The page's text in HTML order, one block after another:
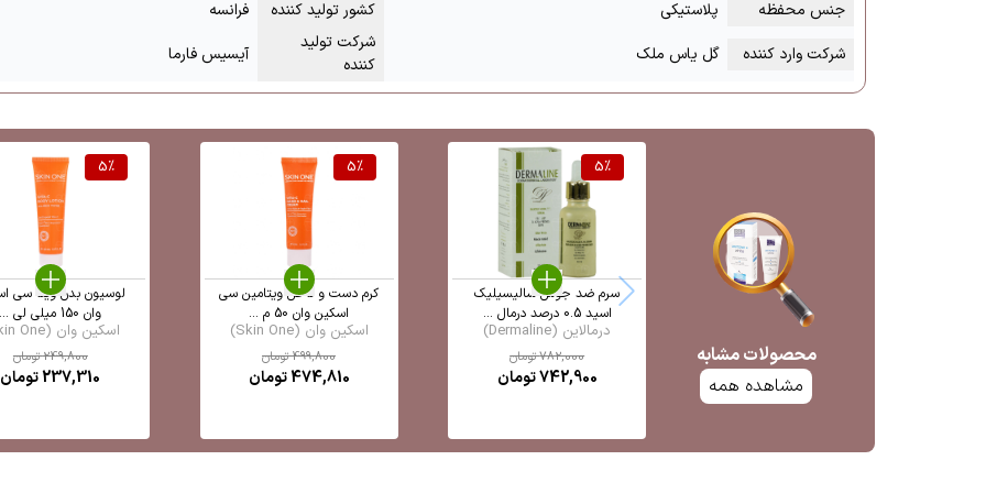
جنس محفظه
پلاستیکی کشور تولید کننده
فرانسه
شرکت وارد کننده
گل یاس ملک
شرکت تولید
کننده
آیسیس فارما
محصولات مشابه
مشاهده همه
5%
سرم ضد جوش سالیسیلیک
اسید 0.5 درصد درمال ...
درمالاین (Dermaline)
782,000تومان
742,900تومان
5%
کرم دست و ناخن ویتامین سی
اسکین وان 50 م ...
اسکین وان (Skin One)
499,800تومان
474,810تومان
5%
لوسیون بدن ویتا سی
وان 150 میلی لی ...
اسکین وان (Skin One)
249,800تومان
237,310تومان